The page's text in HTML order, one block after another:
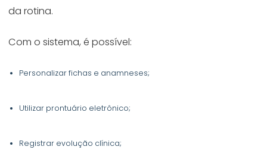
da rotina.
Com o sistema, é possível:
Personalizar fichas e anamneses;
Utilizar prontuário eletrônico;
Registrar evolução clínica;